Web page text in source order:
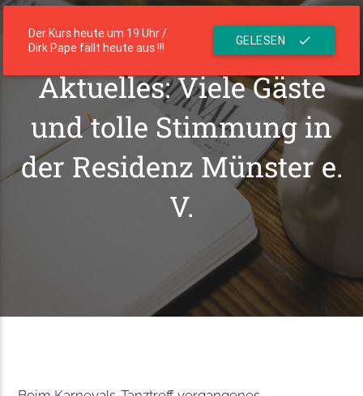
Der Kurs heute um 19 Uhr /
Dirk Pape fällt heute aus !!!
GELESEN check
Die Residenz
menu
Aktuelles: Viele Gäste
und tolle Stimmung in
der Residenz Münster e.
V.